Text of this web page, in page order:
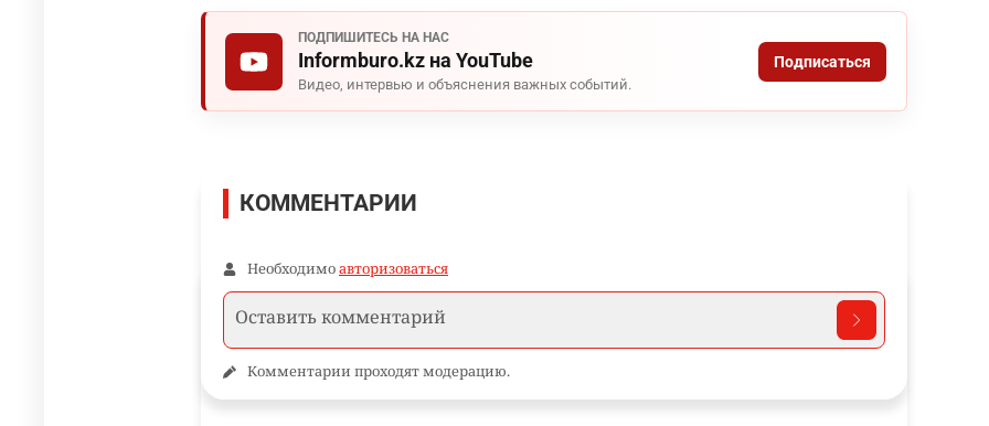
ПОДПИШИТЕСЬ НА НАС
Informburo.kz на YouTube
Видео, интервью и объяснения важных событий.
Подписаться
КОММЕНТАРИИ
Необходимоавторизоваться
Комментарии проходят модерацию.